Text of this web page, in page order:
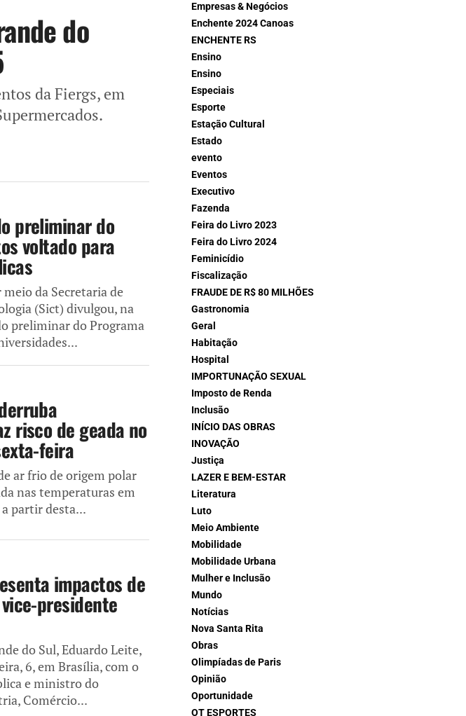
do
da Fiergs, em
preliminar do
voltado para
da Secretaria de
(Sict) divulgou, na
preliminar do Programa
risco de geada no
feira
ar frio de origem polar
nas temperaturas em
partir desta...
impactos de
presidente
do Sul, Eduardo Leite,
6, em Brasília, com o
e ministro do
Comércio...
Empresas & Negócios
Enchente 2024 Canoas
ENCHENTE RS
Ensino
Ensino
Especiais
Esporte
Estação Cultural
Estado
evento
Eventos
Executivo
Fazenda
Feira do Livro 2023
Feira do Livro 2024
Feminicídio
Fiscalização
FRAUDE DE R$ 80 MILHÕES
Gastronomia
Geral
Habitação
Hospital
IMPORTUNAÇÃO SEXUAL
Imposto de Renda
Inclusão
INÍCIO DAS OBRAS
INOVAÇÃO
Justiça
LAZER E BEM-ESTAR
Literatura
Luto
Meio Ambiente
Mobilidade
Mobilidade Urbana
Mulher e Inclusão
Mundo
Notícias
Nova Santa Rita
Obras
Olimpíadas de Paris
Opinião
Oportunidade
OT ESPORTES